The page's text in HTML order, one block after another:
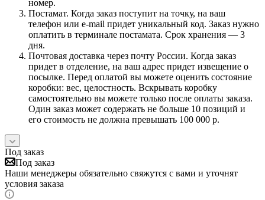
номер.
Постамат. Когда заказ поступит на точку, на ваш
телефон или e-mail придет уникальный код. Заказ нужно
оплатить в терминале постамата. Срок хранения — 3
дня.
Почтовая доставка через почту России. Когда заказ
придет в отделение, на ваш адрес придет извещение о
посылке. Перед оплатой вы можете оценить состояние
коробки: вес, целостность. Вскрывать коробку
самостоятельно вы можете только после оплаты заказа.
Один заказ может содержать не больше 10 позиций и
его стоимость не должна превышать 100 000 р.
Под заказ
Под заказ
Наши менеджеры обязательно свяжутся с вами и уточнят
условия заказа